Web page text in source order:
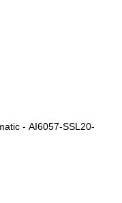
- AI6057-SSL20-